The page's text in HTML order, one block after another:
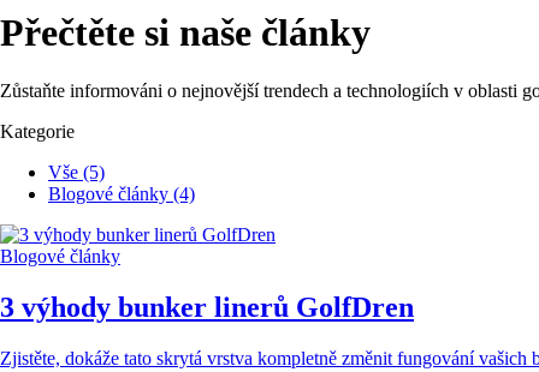
Přečtěte si naše články
Zůstaňte informováni o nejnovější trendech a technologiích v oblasti
Kategorie
Vše (5)
Blogové články (4)
Blogové články
3 výhody bunker linerů GolfDren
Zjistěte, dokáže tato skrytá vrstva kompletně změnit fungování vašich